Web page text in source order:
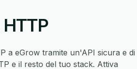
a eGrow tramite un'API sicura e di
e il resto del tuo stack. Attiva